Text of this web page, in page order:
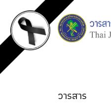
วารสาร